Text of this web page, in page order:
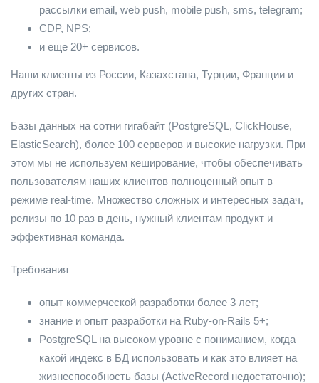
рассылки email, web push, mobile push, sms, telegram;
CDP, NPS;
и еще 20+ сервисов.
Наши клиенты из России, Казахстана, Турции, Франции и
других стран.
Базы данных на сотни гигабайт (PostgreSQL, ClickHouse,
ElasticSearch), более 100 серверов и высокие нагрузки. При
этом мы не используем кеширование, чтобы обеспечивать
пользователям наших клиентов полноценный опыт в
режиме real-time. Множество сложных и интересных задач,
релизы по 10 раз в день, нужный клиентам продукт и
эффективная команда.
Требования
опыт коммерческой разработки более 3 лет;
знание и опыт разработки на Ruby-on-Rails 5+;
PostgreSQL на высоком уровне с пониманием, когда
какой индекс в БД использовать и как это влияет на
жизнеспособность базы (ActiveRecord недостаточно);